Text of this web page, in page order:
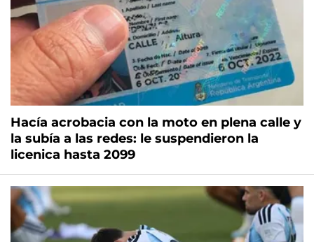
Hacía acrobacia con la moto en plena calle y
la subía a las redes: le suspendieron la
licenica hasta 2099